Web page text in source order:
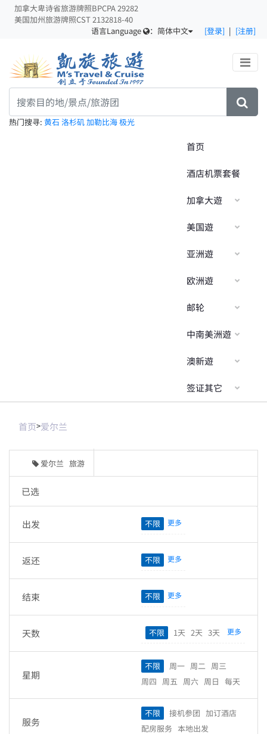
加拿大卑诗省旅游牌照BPCPA 29282
美国加州旅游牌照CST 2132818-40
[登录] | [注册]
语言Language ： 简体中文
热门搜寻: 黄石洛杉矶加勒比海极光
首页
酒店机票套餐
加拿大遊
美国遊
亚洲遊
欧洲遊
邮轮
中南美洲遊
澳新遊
签证其它
首页>爱尔兰
爱尔兰 旅游
已选
出发 更多
不限
返还 更多
不限
结束 更多
不限
天数 更多
不限 1天 2天 3天
10天
11天 12天
13天
14天 15天 16天 17天
22天
23天 24天 25天
26天
27天 28天
星期
不限 周一 周二 周三
周四 周五 周六 周日 每天
服务
不限 接机参团 加订酒店
配房服务 本地出发